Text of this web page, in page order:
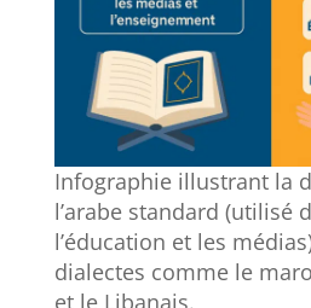
Infographie illustrant la
l’arabe standard (utilisé
l’éducation et les
dialectes comme le
et le Libanais.